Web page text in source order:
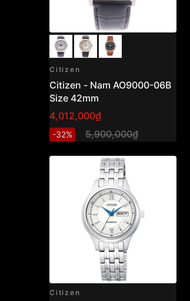
Citizen
Citizen - Nam AO9000-06B
Size 42mm
4,012,000₫
-32% 5,900,000₫
Citizen